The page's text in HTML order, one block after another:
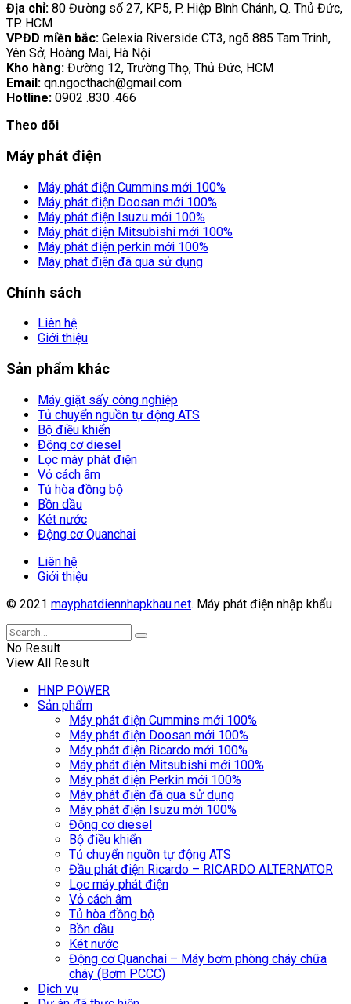
Địa chỉ: 80 Đường số 27, KP5, P. Hiệp Bình Chánh, Q. Thủ Đức,
TP. HCM
VPĐD miền bắc: Gelexia Riverside CT3, ngõ 885 Tam Trinh,
Yên Sở, Hoàng Mai, Hà Nội
Kho hàng: Đường 12, Trường Thọ, Thủ Đức, HCM
Email: qn.ngocthach@gmail.com
Hotline: 0902 .830 .466
Theo dõi
Máy phát điện
Máy phát điện Cummins mới 100%
Máy phát điện Doosan mới 100%
Máy phát điện Isuzu mới 100%
Máy phát điện Mitsubishi mới 100%
Máy phát điện perkin mới 100%
Máy phát điện đã qua sử dụng
Chính sách
Liên hệ
Giới thiệu
Sản phẩm khác
Máy giặt sấy công nghiệp
Tủ chuyển nguồn tự động ATS
Bộ điều khiển
Động cơ diesel
Lọc máy phát điện
Vỏ cách âm
Tủ hòa đồng bộ
Bồn dầu
Két nước
Động cơ Quanchai
Liên hệ
Giới thiệu
© 2021 mayphatdiennhapkhau.net. Máy phát điện nhập khẩu
No Result
View All Result
HNP POWER
Sản phẩm
Máy phát điện Cummins mới 100%
Máy phát điện Doosan mới 100%
Máy phát điện Ricardo mới 100%
Máy phát điện Mitsubishi mới 100%
Máy phát điện Perkin mới 100%
Máy phát điện đã qua sử dụng
Máy phát điện Isuzu mới 100%
Động cơ diesel
Bộ điều khiển
Tủ chuyển nguồn tự động ATS
Đầu phát điện Ricardo – RICARDO ALTERNATOR
Lọc máy phát điện
Vỏ cách âm
Tủ hòa đồng bộ
Bồn dầu
Két nước
Động cơ Quanchai – Máy bơm phòng cháy chữa
cháy (Bơm PCCC)
Dịch vụ